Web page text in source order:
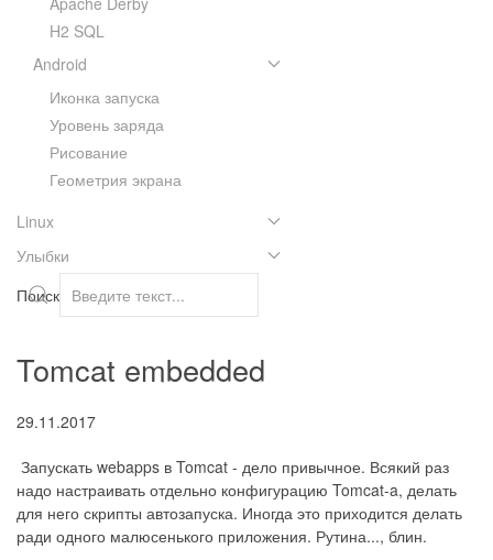
Tomcat embedded
29.11.2017
Запускать webapps в Tomcat - дело привычное. Всякий раз
надо настраивать отдельно конфигурацию Tomcat-a, делать
для него скрипты автозапуска. Иногда это приходится делать
ради одного малюсенького приложения. Рутина..., блин.
H2 SQL
Android
Иконка запуска
Уровень заряда
Рисование
Геометрия экрана
Linux
Улыбки
Поиск